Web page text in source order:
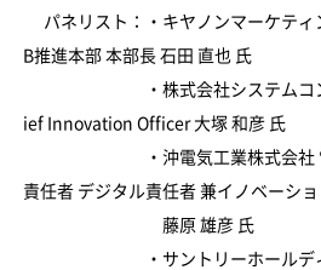
パネリスト：・キヤノンマーケティ
B推進本部 本部長 石田 直也 氏
・株式会社システムコンシ
ief Innovation Officer 大塚 和彦 氏
・沖電気工業株式会社 常務
責任者 デジタル責任者 兼イノベーシ
藤原 雄彦 氏
・サントリーホールディン